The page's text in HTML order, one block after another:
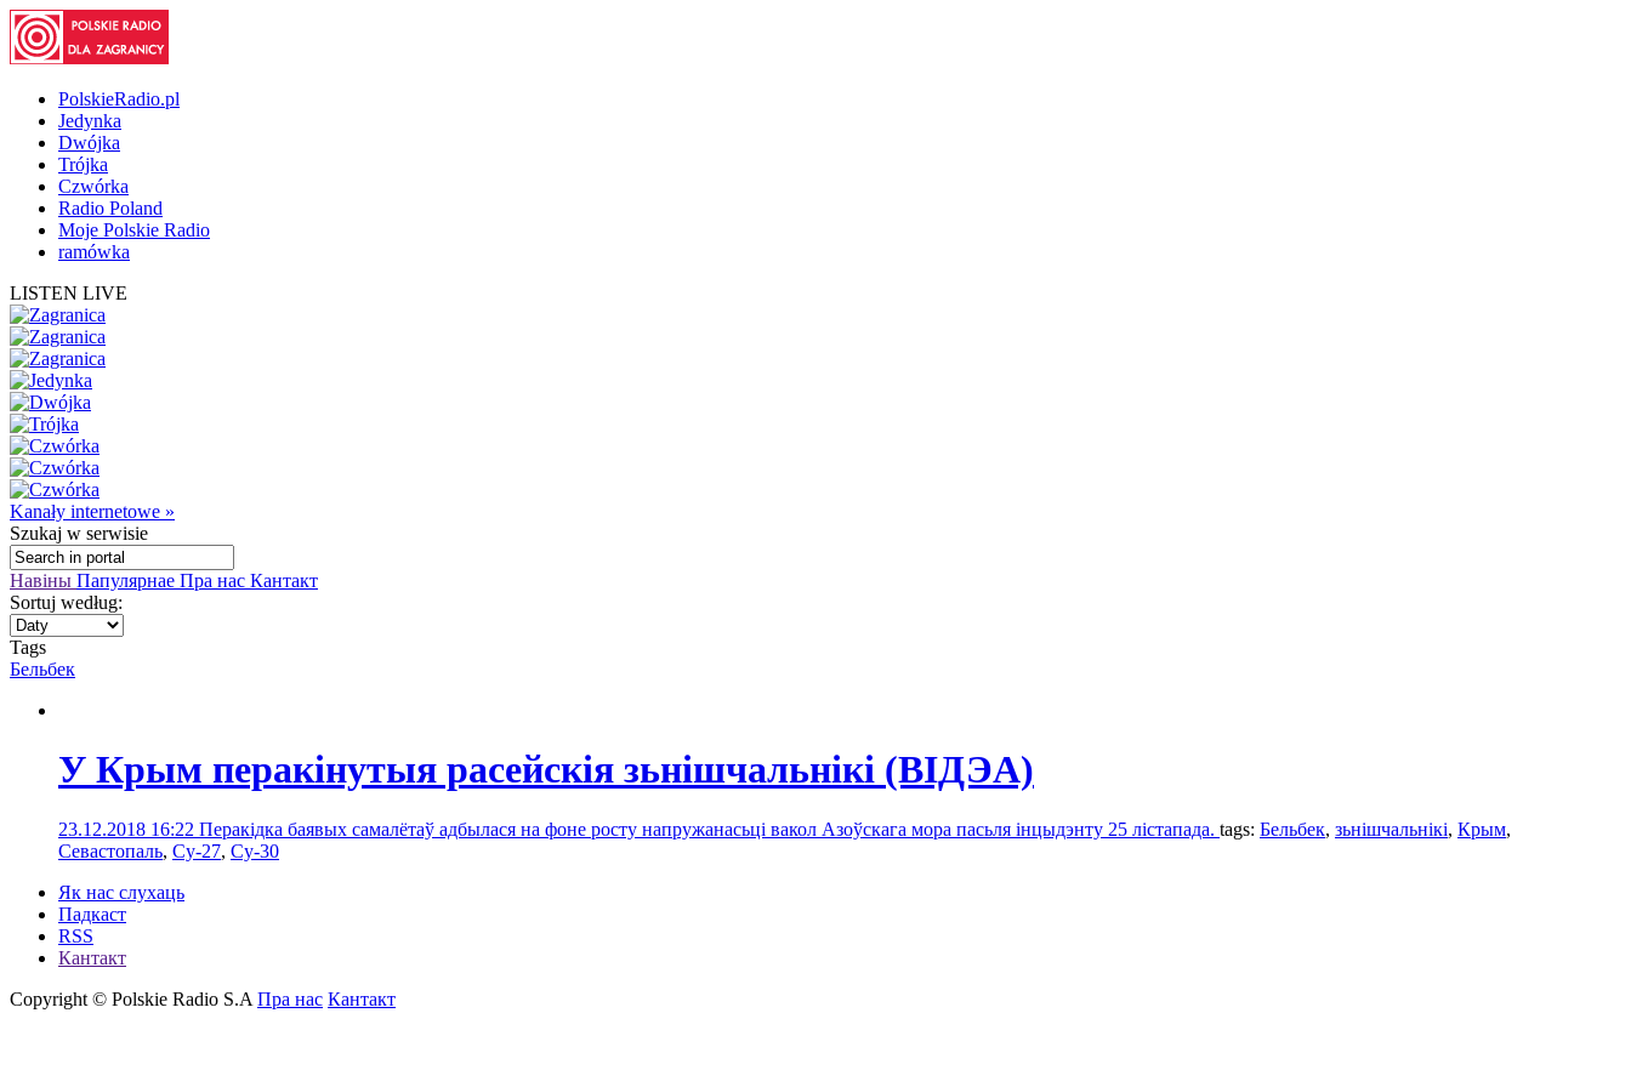
PolskieRadio.pl
Jedynka
Dwójka
Trójka
Czwórka
Radio Poland
Moje Polskie Radio
ramówka
LISTEN LIVE
Kanały internetowe »
Szukaj w serwisie
Навіны Папулярнае Пра нас Кантакт
Sortuj według:
Tags
Бельбек
У Крым перакінутыя расейскія зьнішчальнікі (ВІДЭА)
23.12.2018 16:22 Перакідка баявых самалётаў адбылася на фоне росту напружанасьці вакол Азоўскага мора пасьля інцыдэнту 25 лістапада. tags: Бельбек, зьнішчальнікі, Крым,
Севастопаль, Су-27, Су-30
Як нас слухаць
Падкаст
RSS
Кантакт
Copyright © Polskie Radio S.A Пра нас Кантакт